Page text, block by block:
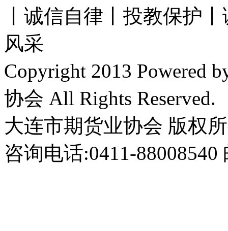
丨诚信自律丨投教保护
风采
Copyright 2013 Powered
协会 All Rights Reserved.
大连市期货业协会 版权
咨询电话:0411-88008540